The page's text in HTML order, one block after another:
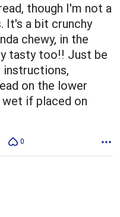
though I'm not a
It's a bit crunchy
chewy, in the
tasty too!! Just be
on the lower
if placed on
0